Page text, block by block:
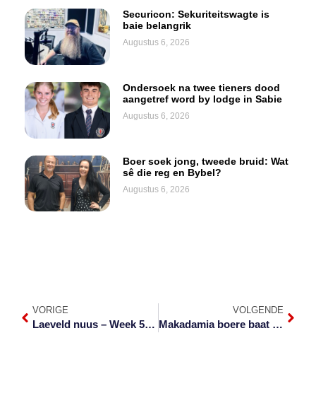
Securicon: Sekuriteitswagte is
baie belangrik
Augustus 6, 2026
Ondersoek na twee tieners dood
aangetref word by lodge in Sabie
Augustus 6, 2026
Boer soek jong, tweede bruid: Wat
sê die reg en Bybel?
Augustus 6, 2026
VORIGE
Laeveld nuus – Week 5 van 2022
VOLGENDE
Makadamia boere baat uit oorvloed van kennis en kenners by ekspo